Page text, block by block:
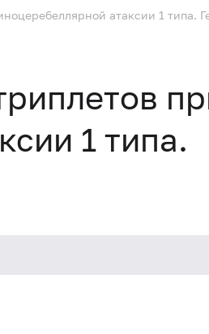
атаксии 1 типа.
1 типа.